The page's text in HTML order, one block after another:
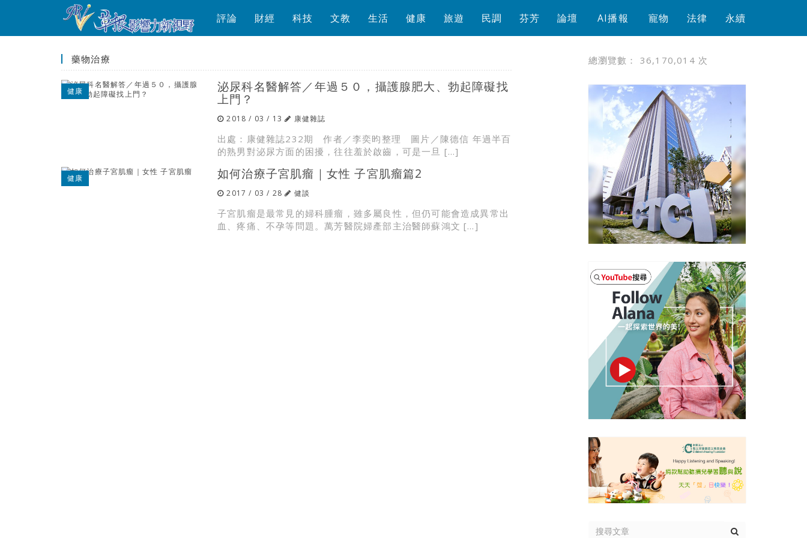
評論 財經 科技 文教 生活 健康 旅遊 民調 芬芳 論壇 AI播報 寵物 法律 永續
藥物治療
健康 泌尿科名醫解答／年過５０，攝護腺肥大、勃起障礙找
上門？
2018 / 03 / 13 康健雜誌
出處：康健雜誌232期 作者／李奕昀整理 圖片／陳德信 年過半百
的熟男對泌尿方面的困擾，往往羞於啟齒，可是一旦 […]
健康 如何治療子宮肌瘤｜女性 子宮肌瘤篇2
2017 / 03 / 28 健談
子宮肌瘤是最常見的婦科腫瘤，雖多屬良性，但仍可能會造成異常出
血、疼痛、不孕等問題。萬芳醫院婦產部主治醫師蘇鴻文 […]
總瀏覽數： 36,170,014 次